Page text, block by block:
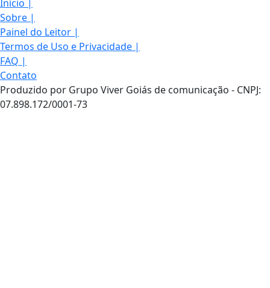
Início
Sobre |
Painel do Leitor |
Termos de Uso e Privacidade |
FAQ |
Contato
Produzido por Grupo Viver Goiás de comunicação - CNPJ:
07.898.172/0001-73